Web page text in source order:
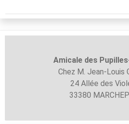
Amicale des
Chez M. Jean-Louis
24 Allée des
33380